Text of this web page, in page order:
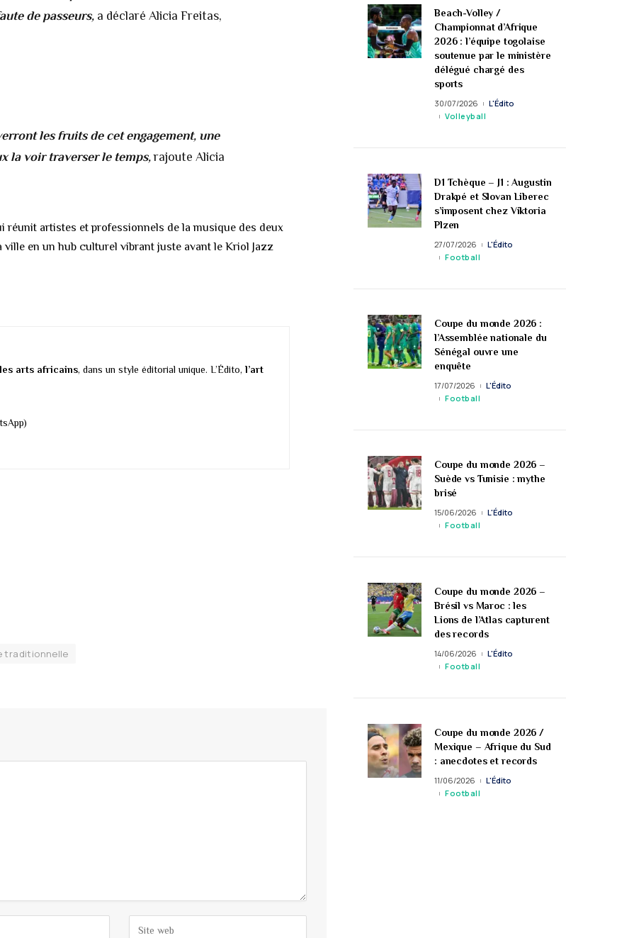
de passeurs, a déclaré Alicia Freitas,
les fruits de cet engagement, une
la voir traverser le temps,rajoute Alicia
réunit artistes et professionnels de la musique des deux
en un hub culturel vibrant juste avant le Kriol Jazz
arts africains, dans un style éditorial unique. L’Édito,l’art
traditionnelle
Beach-Volley /
Championnat d’Afrique
2026 : l’équipe togolaise
soutenue par le ministère
délégué chargé des
sports
30/07/2026
L'Édito
Volleyball
D1 Tchèque – J1 : Augustin
Drakpé et Slovan Liberec
s’imposent chez Viktoria
Plzen
27/07/2026
L'Édito
Football
Coupe du monde 2026 :
l’Assemblée nationale du
Sénégal ouvre une
enquête
17/07/2026
L'Édito
Football
Coupe du monde 2026 –
Suède vs Tunisie : mythe
brisé
15/06/2026
L'Édito
Football
Coupe du monde 2026 –
Brésil vs Maroc : les
Lions de l’Atlas capturent
des records
14/06/2026
L'Édito
Football
Coupe du monde 2026 /
Mexique – Afrique du Sud
: anecdotes et records
11/06/2026
L'Édito
Football